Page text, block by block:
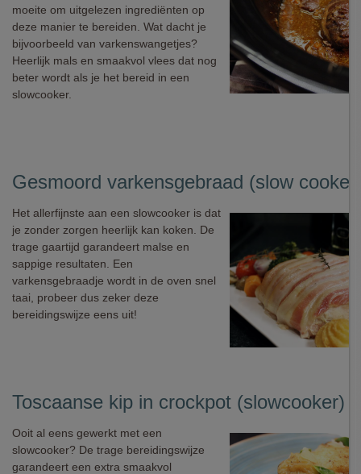
moeite om uitgelezen ingrediënten op
deze manier te bereiden. Wat dacht je
bijvoorbeeld van varkenswangetjes?
Heerlijk mals en smaakvol vlees dat nog
beter wordt als je het bereid in een
slowcooker.
Gesmoord varkensgebraad (slow
Het allerfijnste aan een slowcooker is dat
je zonder zorgen heerlijk kan koken. De
trage gaartijd garandeert malse en
sappige resultaten. Een
varkensgebraadje wordt in de oven snel
taai, probeer dus zeker deze
bereidingswijze eens uit!
Toscaanse kip in crockpot (slowcooker)
Ooit al eens gewerkt met een
slowcooker? De trage bereidingswijze
garandeert een extra smaakvol